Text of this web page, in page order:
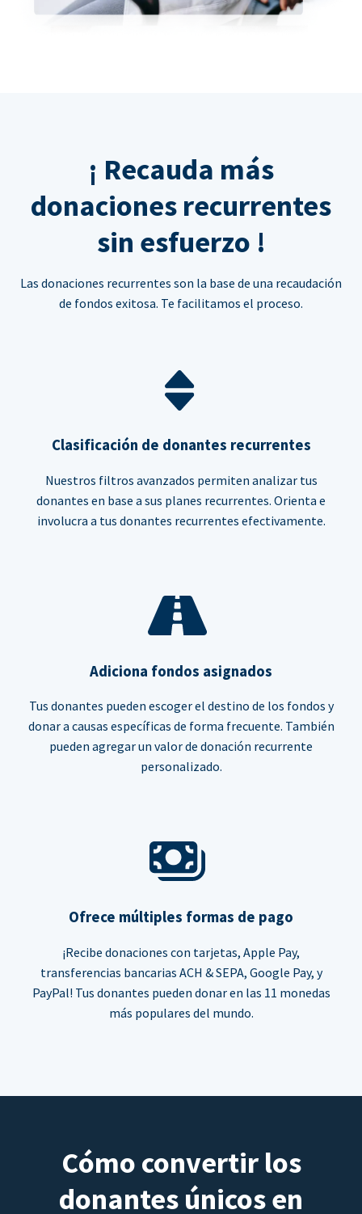
¡ Recauda más
donaciones recurrentes
sin esfuerzo !
Las donaciones recurrentes son la base de una recaudación
de fondos exitosa. Te facilitamos el proceso.
Clasificación de donantes recurrentes
Nuestros filtros avanzados permiten analizar tus
donantes en base a sus planes recurrentes. Orienta e
involucra a tus donantes recurrentes efectivamente.
Adiciona fondos asignados
Tus donantes pueden escoger el destino de los fondos y
donar a causas específicas de forma frecuente. También
pueden agregar un valor de donación recurrente
personalizado.
Ofrece múltiples formas de pago
¡Recibe donaciones con tarjetas, Apple Pay,
transferencias bancarias ACH & SEPA, Google Pay, y
PayPal! Tus donantes pueden donar en las 11 monedas
más populares del mundo.
Cómo convertir los
donantes únicos en